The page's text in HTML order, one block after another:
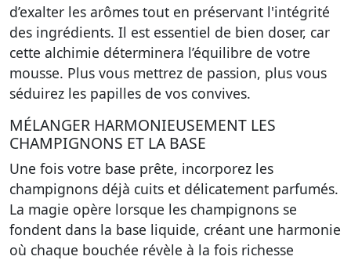
d’exalter les arômes tout en préservant l'intégrité
des ingrédients. Il est essentiel de bien doser, car
cette alchimie déterminera l’équilibre de votre
mousse. Plus vous mettrez de passion, plus vous
séduirez les papilles de vos convives.
MÉLANGER HARMONIEUSEMENT LES
CHAMPIGNONS ET LA BASE
Une fois votre base prête, incorporez les
champignons déjà cuits et délicatement parfumés.
La magie opère lorsque les champignons se
fondent dans la base liquide, créant une harmonie
où chaque bouchée révèle à la fois richesse